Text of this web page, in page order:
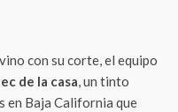
con su corte, el equipo
de la casa, un tinto
en Baja California que